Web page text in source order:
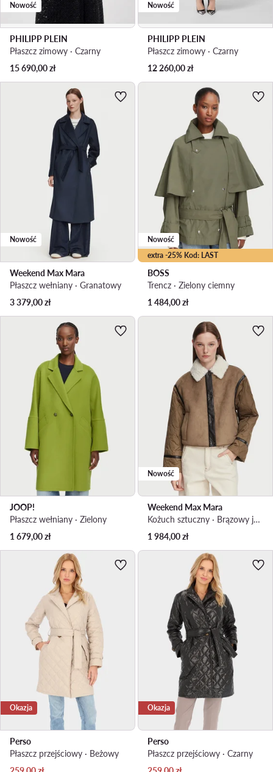
Nowość
PHILIPP PLEIN
Płaszcz zimowy · Czarny
15 690,00zł
Nowość
PHILIPP PLEIN
Płaszcz zimowy · Czarny
12 260,00zł
Nowość
Weekend Max Mara
Płaszcz wełniany · Granatowy
3 379,00zł
extra -25% Kod: LAST
Nowość
BOSS
Trencz · Zielony ciemny
1 484,00zł
JOOP!
Płaszcz wełniany · Zielony
1 679,00zł
Nowość
Weekend Max Mara
Kożuch sztuczny · Brązowy jasny
1 984,00zł
Okazja
Perso
Płaszcz przejściowy · Beżowy
Aktualna cena
Okazja
Perso
Płaszcz przejściowy · Czarny
Aktualna cena